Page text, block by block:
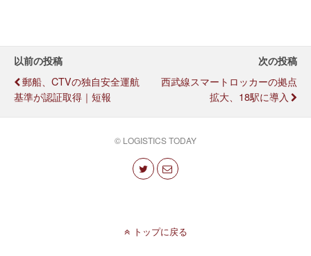
以前の投稿
郵船、CTVの独自安全運航
基準が認証取得｜短報
次の投稿
西武線スマートロッカーの拠点
拡大、18駅に導入
© LOGISTICS TODAY
トップに戻る